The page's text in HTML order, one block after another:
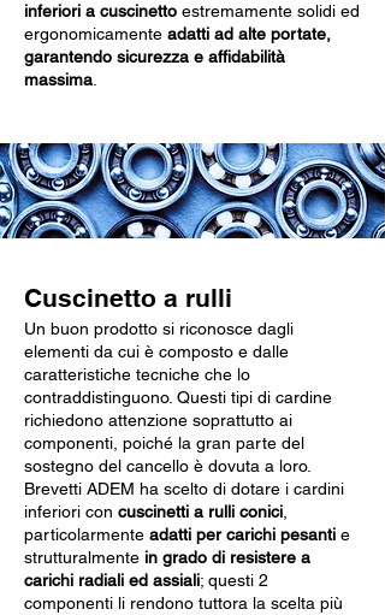
inferiori a cuscinetto estremamente solidi ed
ergonomicamente adatti ad alte portate,
garantendo sicurezza e affidabilità
massima
Cuscinetto a rulli
Un buon prodotto si riconosce dagli
elementi da cui è composto e dalle
caratteristiche tecniche che lo
contraddistinguono. Questi tipi di cardine
richiedono attenzione soprattutto ai
componenti, poiché la gran parte del
sostegno del cancello è dovuta a loro.
Brevetti ADEM ha scelto di dotare i cardini
inferiori con cuscinetti a rulli conici
particolarmente adatti per carichi pesanti e
strutturalmente in grado di resistere a
carichi radiali ed assiali; questi 2
componenti li rendono tuttora la scelta più